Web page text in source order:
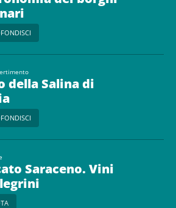
della Salina di
Saraceno. Vini